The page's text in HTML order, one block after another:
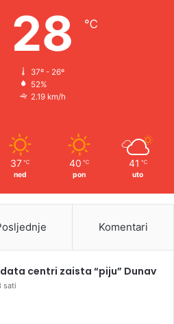
28 ℃
37º - 26º
52%
2.19 km/h
37 ℃
ned
40 ℃
pon
41 ℃
uto
Komentari
centri zaista “piju” Dunav
sati